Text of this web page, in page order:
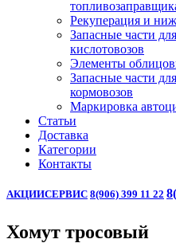
Рекуперация и
Запасные части
кислотовозов
Элементы
Запасные части
кормовозов
Маркировка
Статьи
Доставка
Категории
Контакты
АКЦИИСЕРВИС 8(906) 399 11 22
Хомут тросовый